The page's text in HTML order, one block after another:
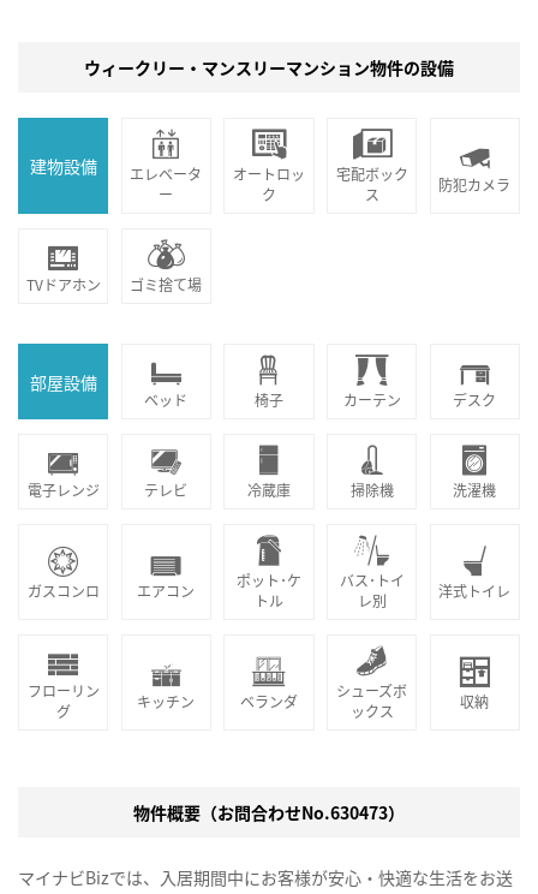
ウィークリー・マンスリーマンション物件の設備
建物設備
エレベータ
ー
オートロッ
ク
宅配ボック
ス
防犯カメラ
TVドアホン ゴミ捨て場
部屋設備
ベッド 椅子 カーテン デスク
電子レンジ テレビ 冷蔵庫 掃除機 洗濯機
ガスコンロ エアコン
ポット･ケ
トル
バス･トイ
レ別
洋式トイレ
フローリン
グ
キッチン ベランダ
シューズボ
ックス
収納
物件概要（お問合わせNo.630473）
マイナビBizでは、入居期間中にお客様が安心・快適な生活をお送